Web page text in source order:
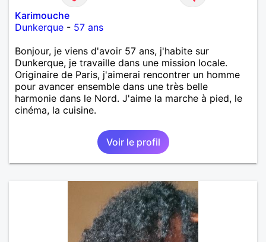
Karimouche
Dunkerque - 57 ans
Bonjour, je viens d'avoir 57 ans, j'habite sur
Dunkerque, je travaille dans une mission locale.
Originaire de Paris, j'aimerai rencontrer un homme
pour avancer ensemble dans une très belle
harmonie dans le Nord. J'aime la marche à pied, le
cinéma, la cuisine.
Voir le profil